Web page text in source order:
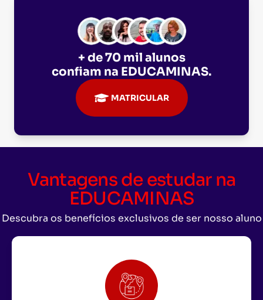
+ de 70 mil alunos
confiam na EDUCAMINAS.
MATRICULAR
Vantagens de estudar na
EDUCAMINAS
Descubra os benefícios exclusivos de ser nosso aluno